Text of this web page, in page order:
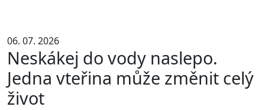
06. 07. 2026
Neskákej do vody naslepo.
Jedna vteřina může změnit celý
život